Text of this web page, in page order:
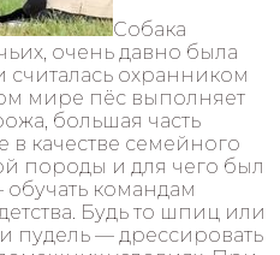
Собака
очень давно была
охранником
мире пёс выполняет
большая часть
качестве семейного
породы и для чего был
командам
Будь то шпиц или
пудель — дрессировать